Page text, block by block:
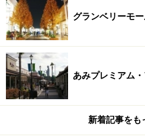
グランベリーモ
あみプレミアム
新着記事をも